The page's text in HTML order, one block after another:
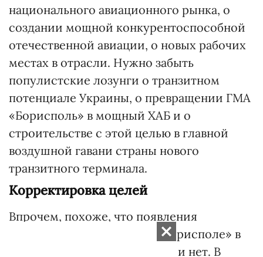
национального авиационного рынка, о
создании мощной конкурентоспособной
отечественной авиации, о новых рабочих
местах в отрасли. Нужно забыть
популистские лозунги о транзитном
потенциале Украины, о превращении ГМА
«Борисполь» в мощный ХАБ и о
строительстве с этой целью в главной
воздушной гавани страны нового
транзитного терминала.
Корректировка целей
Впрочем, похоже, что появления
транзитного терминала в «Борисполе» в
планах министерства как раз и нет. В